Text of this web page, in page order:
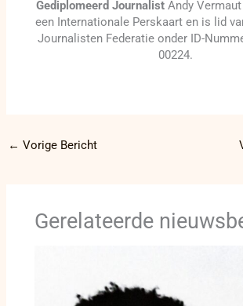
Gediplomeerd Journalist Andy
een Internationale Perskaart en is lid
Journalisten Federatie onder ID-
00224.
← Vorige Bericht
Gerelateerde